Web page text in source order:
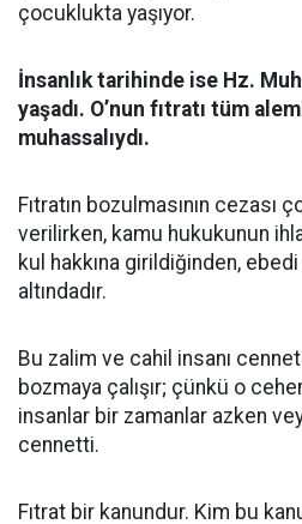
çocuklukta yaşıyor.
İnsanlık tarihinde ise Hz.
yaşadı. O’nun fıtratı tüm
muhassalıydı.
Fıtratın bozulmasının cezası
verilirken, kamu hukukunun
kul hakkına girildiğinden,
altındadır.
Bu zalim ve cahil insanı
bozmaya çalışır; çünkü o
insanlar bir zamanlar azken
cennetti.
Fıtrat bir kanundur. Kim bu